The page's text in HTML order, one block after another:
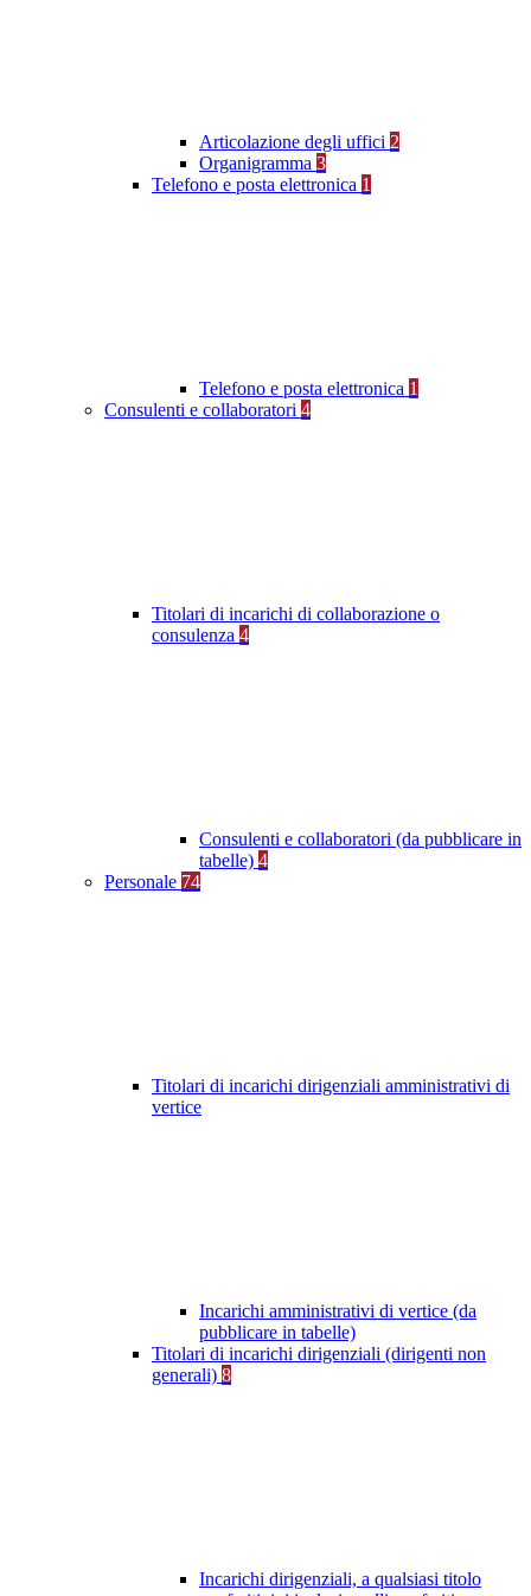
Articolazione degli uffici 2
Organigramma 3
Telefono e posta elettronica 1
Telefono e posta elettronica 1
Consulenti e collaboratori 4
Titolari di incarichi di collaborazione o
consulenza 4
Consulenti e collaboratori (da pubblicare in
tabelle) 4
Personale 74
Titolari di incarichi dirigenziali amministrativi di
vertice
Incarichi amministrativi di vertice (da
pubblicare in tabelle)
Titolari di incarichi dirigenziali (dirigenti non
generali) 8
Incarichi dirigenziali, a qualsiasi titolo